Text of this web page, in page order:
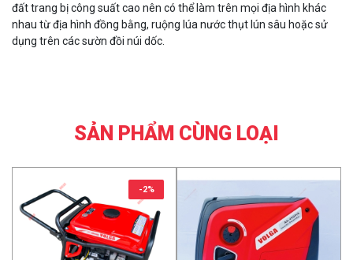
đất trang bị công suất cao nên có thể làm trên mọi địa hình khác
nhau từ địa hình đồng bằng, ruộng lúa nước thụt lún sâu hoặc sử
dụng trên các sườn đồi núi dốc.
SẢN PHẨM CÙNG LOẠI
-2%